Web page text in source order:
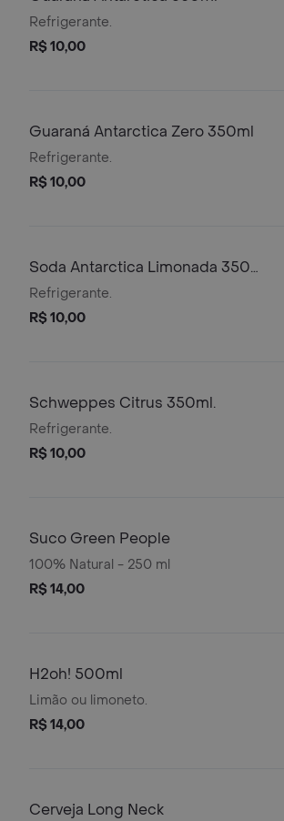
Refrigerante.
R$ 10,00
Guaraná Antarctica Zero 350ml
Refrigerante.
R$ 10,00
Soda Antarctica Limonada 350
Ml
Refrigerante.
R$ 10,00
Schweppes Citrus 350ml.
Refrigerante.
R$ 10,00
Suco Green People
100% Natural - 250 ml
R$ 14,00
H2oh! 500ml
Limão ou limoneto.
R$ 14,00
Cerveja Long Neck